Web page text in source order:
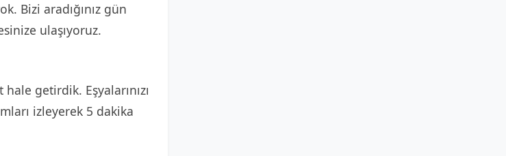
Bizi aradığınız gün
ulaşıyoruz.
getirdik. Eşyalarınızı
izleyerek 5 dakika